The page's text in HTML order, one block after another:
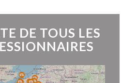
DE TOUS LES